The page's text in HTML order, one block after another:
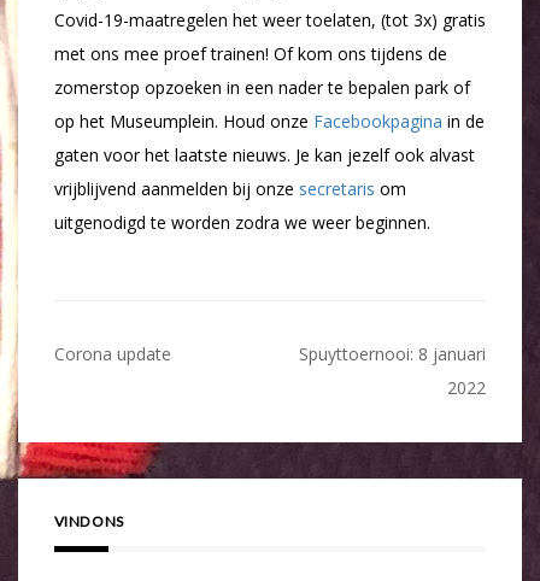
Covid-19-maatregelen het weer toelaten, (tot 3x) gratis
met ons mee proef trainen! Of kom ons tijdens de
zomerstop opzoeken in een nader te bepalen park of
op het Museumplein. Houd onze Facebookpagina in de
gaten voor het laatste nieuws. Je kan jezelf ook alvast
vrijblijvend aanmelden bij onze secretaris om
uitgenodigd te worden zodra we weer beginnen.
Bericht
Corona update
Spuyttoernooi: 8 januari
2022
VIND ONS